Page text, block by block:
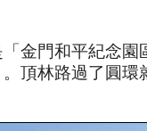
金門和平紀念園
頂林路過了圓環